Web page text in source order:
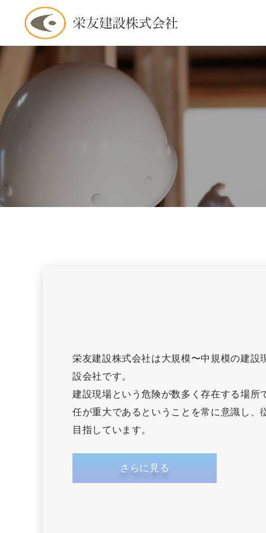
栄友建設株式会社は大規模〜中規模の建
設会社です。
建設現場という危険が数多く存在する場
任が重大であるということを常に意識し
目指しています。
さらに見る